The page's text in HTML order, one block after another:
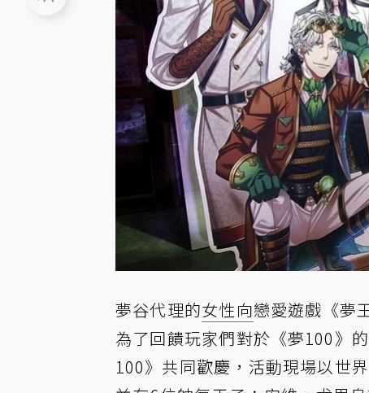
夢谷代理的女性向戀愛遊戲《夢
為了回饋玩家們對於《夢100》
100》共同歡慶，活動現場以世